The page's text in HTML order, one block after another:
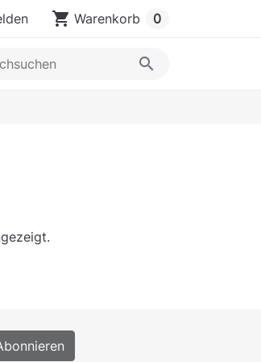
shopping_cart Warenkorb 0
search